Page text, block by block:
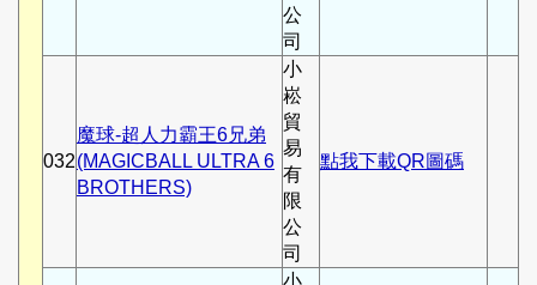
公
司
032
魔球-超人力霸王6兄弟
(MAGICBALL ULTRA 6
BROTHERS)
小
崧
貿
易
有
限
公
司
點我下載QR圖碼
小